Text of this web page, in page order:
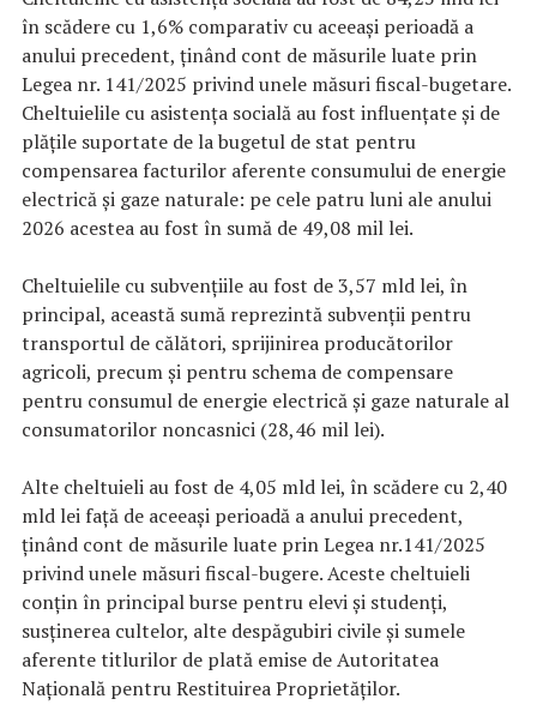
în scădere cu 1,6% comparativ cu aceeași perioadă a
anului precedent, ținând cont de măsurile luate prin
Legea nr. 141/2025 privind unele măsuri fiscal-bugetare.
Cheltuielile cu asistența socială au fost influențate și de
plățile suportate de la bugetul de stat pentru
compensarea facturilor aferente consumului de energie
electrică și gaze naturale: pe cele patru luni ale anului
2026 acestea au fost în sumă de 49,08 mil lei.
Cheltuielile cu subvențiile au fost de 3,57 mld lei, în
principal, această sumă reprezintă subvenții pentru
transportul de călători, sprijinirea producătorilor
agricoli, precum și pentru schema de compensare
pentru consumul de energie electrică și gaze naturale al
consumatorilor noncasnici (28,46 mil lei).
Alte cheltuieli au fost de 4,05 mld lei, în scădere cu 2,40
mld lei față de aceeași perioadă a anului precedent,
ținând cont de măsurile luate prin Legea nr.141/2025
privind unele măsuri fiscal-bugere. Aceste cheltuieli
conțin în principal burse pentru elevi și studenți,
susținerea cultelor, alte despăgubiri civile și sumele
aferente titlurilor de plată emise de Autoritatea
Națională pentru Restituirea Proprietăților.